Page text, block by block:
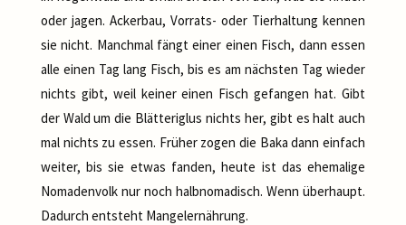
oder jagen. Ackerbau, Vorrats- oder Tierhaltung kennen
sie nicht. Manchmal fängt einer einen Fisch, dann essen
alle einen Tag lang Fisch, bis es am nächsten Tag wieder
nichts gibt, weil keiner einen Fisch gefangen hat. Gibt
der Wald um die Blätteriglus nichts her, gibt es halt auch
mal nichts zu essen. Früher zogen die Baka dann einfach
weiter, bis sie etwas fanden, heute ist das ehemalige
Nomadenvolk nur noch halbnomadisch. Wenn überhaupt.
Dadurch entsteht Mangelernährung.